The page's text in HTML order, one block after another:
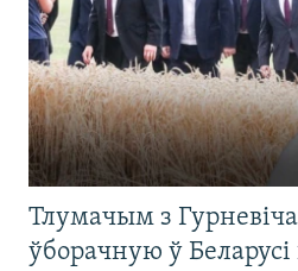
Тлумачым з
ўборачную ў